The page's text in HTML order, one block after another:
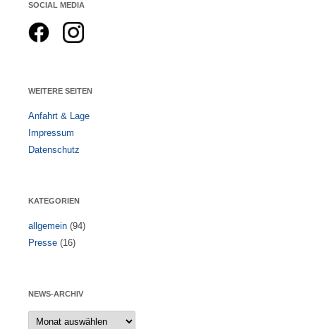
SOCIAL MEDIA
WEITERE SEITEN
Anfahrt & Lage
Impressum
Datenschutz
KATEGORIEN
allgemein (94)
Presse (16)
NEWS-ARCHIV
News-
Archiv